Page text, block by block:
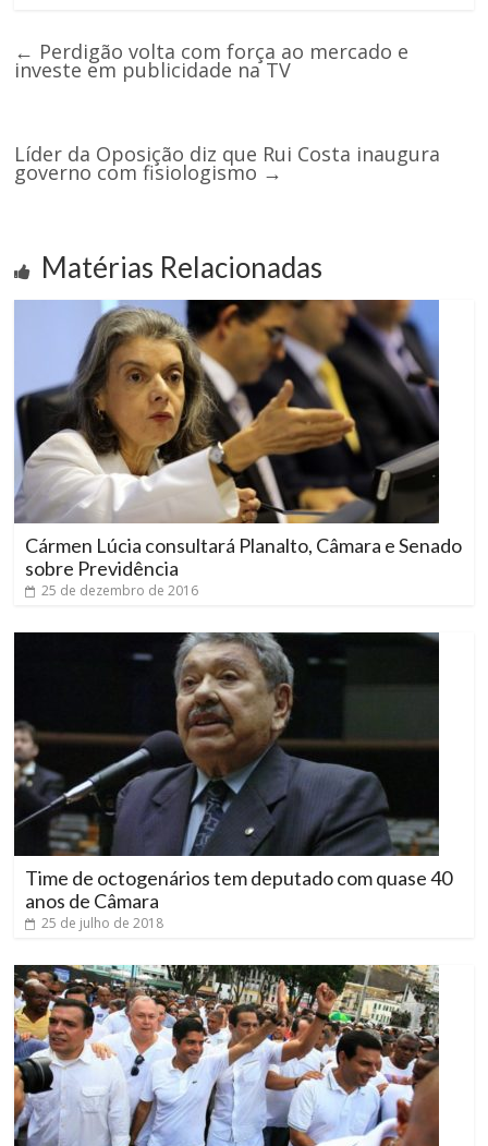
← Perdigão volta com força ao mercado e
investe em publicidade na TV
Líder da Oposição diz que Rui Costa inaugura
governo com fisiologismo →
Matérias Relacionadas
Cármen Lúcia consultará Planalto, Câmara e Senado
sobre Previdência
25 de dezembro de 2016
Time de octogenários tem deputado com quase 40
anos de Câmara
25 de julho de 2018